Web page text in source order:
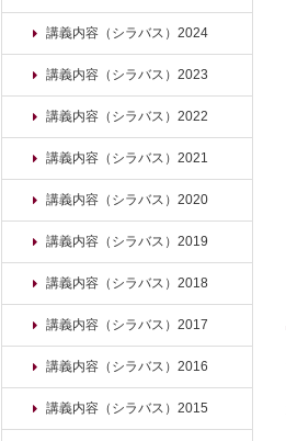
講義内容（シラバス）2024
講義内容（シラバス）2023
講義内容（シラバス）2022
講義内容（シラバス）2021
講義内容（シラバス）2020
講義内容（シラバス）2019
講義内容（シラバス）2018
講義内容（シラバス）2017
講義内容（シラバス）2016
講義内容（シラバス）2015